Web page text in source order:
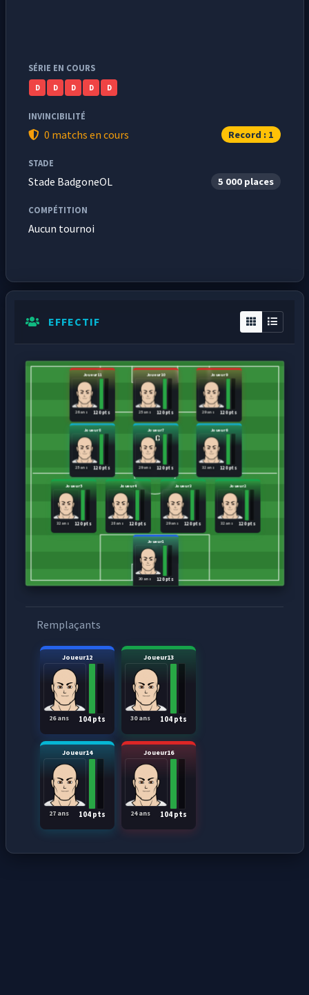
SÉRIE EN COURS
D D D D D
INVINCIBILITÉ
0 matchs en cours Record : 1
STADE
Stade BadgoneOL 5 000 places
COMPÉTITION
Aucun tournoi
EFFECTIF
Joueur1
120 pts
30 ans
Joueur5
120 pts
32 ans
Joueur4
120 pts
28 ans
Joueur3
120 pts
29 ans
Joueur2
120 pts
32 ans
Joueur8
120 pts
25 ans
Joueur7
120 pts
29 ans
Joueur6
120 pts
32 ans
Joueur11
120 pts
26 ans
Joueur10
120 pts
25 ans
Joueur9
120 pts
29 ans
Remplaçants
Joueur12
104 pts
26 ans
Joueur13
104 pts
30 ans
Joueur14
104 pts
27 ans
Joueur16
104 pts
24 ans